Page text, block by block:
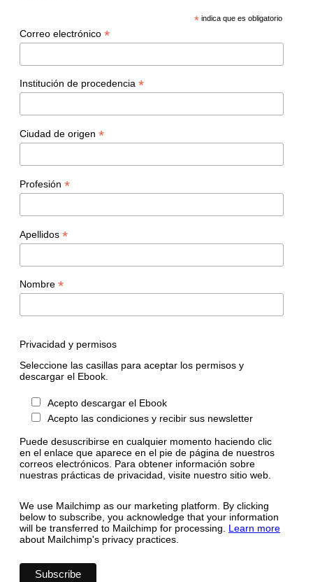
* indica que es obligatorio
Correo electrónico *
Institución de procedencia *
Ciudad de origen *
Profesión *
Apellidos *
Nombre *
Privacidad y permisos
Seleccione las casillas para aceptar los permisos y
descargar el Ebook.
Acepto descargar el Ebook
Acepto las condiciones y recibir sus newsletter
Puede desuscribirse en cualquier momento haciendo clic
en el enlace que aparece en el pie de página de nuestros
correos electrónicos. Para obtener información sobre
nuestras prácticas de privacidad, visite nuestro sitio web.
We use Mailchimp as our marketing platform. By clicking
below to subscribe, you acknowledge that your information
will be transferred to Mailchimp for processing. Learn more
about Mailchimp's privacy practices.